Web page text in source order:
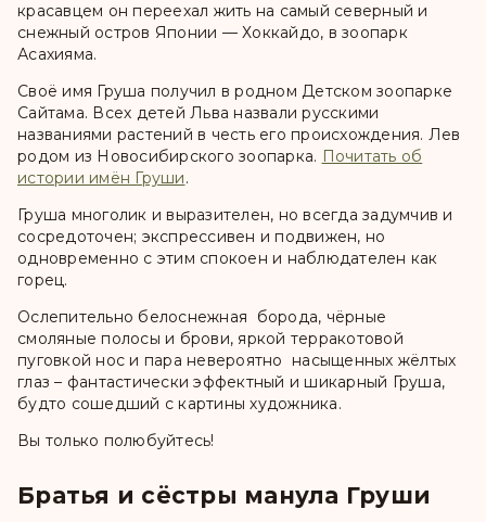
красавцем он переехал жить на самый северный и
снежный остров Японии — Хоккайдо, в зоопарк
Асахияма.
Своё имя Груша получил в родном Детском зоопарке
Сайтама. Всех детей Льва назвали русскими
названиями растений в честь его происхождения. Лев
родом из Новосибирского зоопарка. Почитать об
истории имён Груши.
Груша многолик и выразителен, но всегда задумчив и
сосредоточен; экспрессивен и подвижен, но
одновременно с этим спокоен и наблюдателен как
горец.
Ослепительно белоснежная борода, чёрные
смоляные полосы и брови, яркой терракотовой
пуговкой нос и пара невероятно насыщенных жёлтых
глаз – фантастически эффектный и шикарный Груша,
будто сошедший с картины художника.
Вы только полюбуйтесь!
Братья и сёстры манула Груши